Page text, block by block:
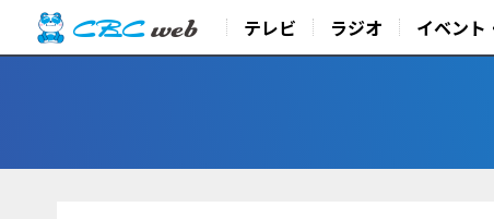
テレビ ラジオ イベント